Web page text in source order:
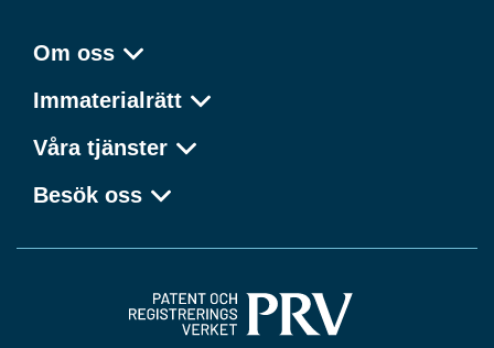
Om oss
Immaterialrätt
Våra tjänster
Besök oss